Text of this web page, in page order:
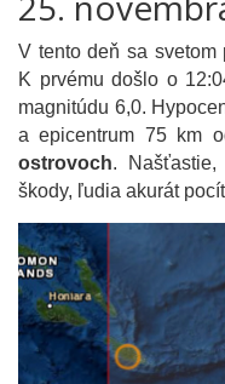
V tento deň sa svetom
K prvému došlo o
magnitúdu 6,0.
a epicentrum 75 km
ostrovoch. Našťastie,
škody, ľudia akurát